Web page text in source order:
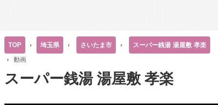
TOP 埼玉県 さいたま市
スーパー銭湯 湯屋敷 孝楽
動画
スーパー銭湯 湯屋敷 孝楽